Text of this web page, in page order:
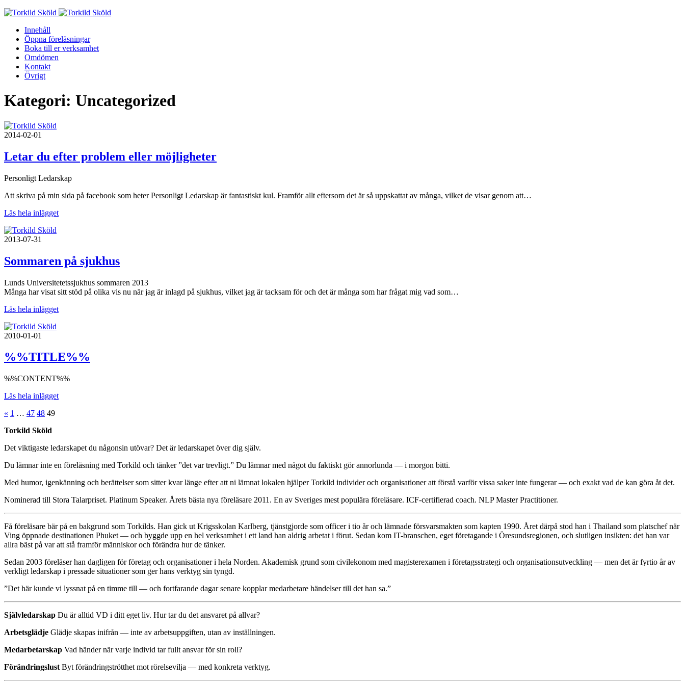
Skip
contentInnehåll
Öppna föreläsningar
Boka till er verksamhet
Omdömen
Kontakt
Övrigt
Kategori: Uncategorized
2014-02-01
Letar du efter problem eller möjligheter
Personligt Ledarskap
Att skriva på min sida på facebook som heter Personligt Ledarskap är fantastiskt kul. Framför allt eftersom det är så uppskattat av många, vilket de visar genom att…
Läs hela inlägget
2013-07-31
Sommaren på sjukhus
Lunds Universitetetssjukhus sommaren 2013
Många har visat sitt stöd på olika vis nu när jag är inlagd på sjukhus, vilket jag är tacksam för och det är många som har frågat mig vad som…
Läs hela inlägget
2010-01-01
%%TITLE%%
%%CONTENT%%
Läs hela inlägget
« 1 … 47 48 49
Torkild Sköld
Det viktigaste ledarskapet du någonsin utövar? Det är ledarskapet över dig själv.
Du lämnar inte en föreläsning med Torkild och tänker ”det var trevligt.” Du lämnar med något du faktiskt gör annorlunda — i morgon bitti.
Med humor, igenkänning och berättelser som sitter kvar länge efter att ni lämnat lokalen hjälper Torkild individer och organisationer att förstå varför vissa saker inte fungerar — och exakt vad de kan göra åt det.
Nominerad till Stora Talarpriset. Platinum Speaker. Årets bästa nya föreläsare 2011. En av Sveriges mest populära föreläsare. ICF-certifierad coach. NLP Master Practitioner.
Få föreläsare bär på en bakgrund som Torkilds. Han gick ut Krigsskolan Karlberg, tjänstgjorde som officer i tio år och lämnade försvarsmakten som kapten 1990. Året därpå stod han i Thailand som platschef när
Ving öppnade destinationen Phuket — och byggde upp en hel verksamhet i ett land han aldrig arbetat i förut. Sedan kom IT-branschen, eget företagande i Öresundsregionen, och slutligen insikten: det han var
allra bäst på var att stå framför människor och förändra hur de tänker.
Sedan 2003 föreläser han dagligen för företag och organisationer i hela Norden. Akademisk grund som civilekonom med magisterexamen i företagsstrategi och organisationsutveckling — men det är fyrtio år av
verkligt ledarskap i pressade situationer som ger hans verktyg sin tyngd.
”Det här kunde vi lyssnat på en timme till — och fortfarande dagar senare kopplar medarbetare händelser till det han sa.”
Självledarskap Du är alltid VD i ditt eget liv. Hur tar du det ansvaret på allvar?
Arbetsglädje Glädje skapas inifrån — inte av arbetsuppgiften, utan av inställningen.
Medarbetarskap Vad händer när varje individ tar fullt ansvar för sin roll?
Förändringslust Byt förändringströtthet mot rörelsevilja — med konkreta verktyg.